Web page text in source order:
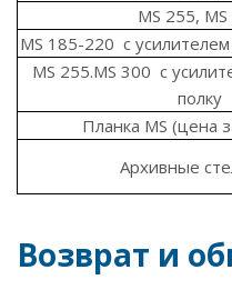
MS 255,
MS 185-220 с
MS 255.MS 300 с
полку
Планка MS (цена
Архивные
Возврат и